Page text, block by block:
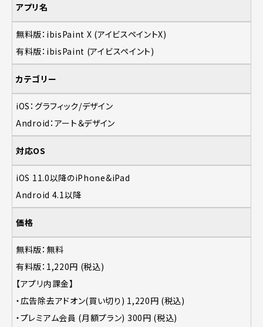
アプリ名
無料版：ibisPaint X (アイビスペイントX)
有料版：ibisPaint (アイビスペイント)
カテゴリー
iOS：グラフィック/デザイン
Android：アート＆デザイン
対応OS
iOS 11.0以降のiPhone&iPad
Android 4.1以降
価格
無料版：無料
有料版：1,220円 (税込)
【アプリ内課金】
・広告除去アドオン(買い切り) 1,220円 (税込)
・プレミアム会員 (月額プラン) 300円 (税込)